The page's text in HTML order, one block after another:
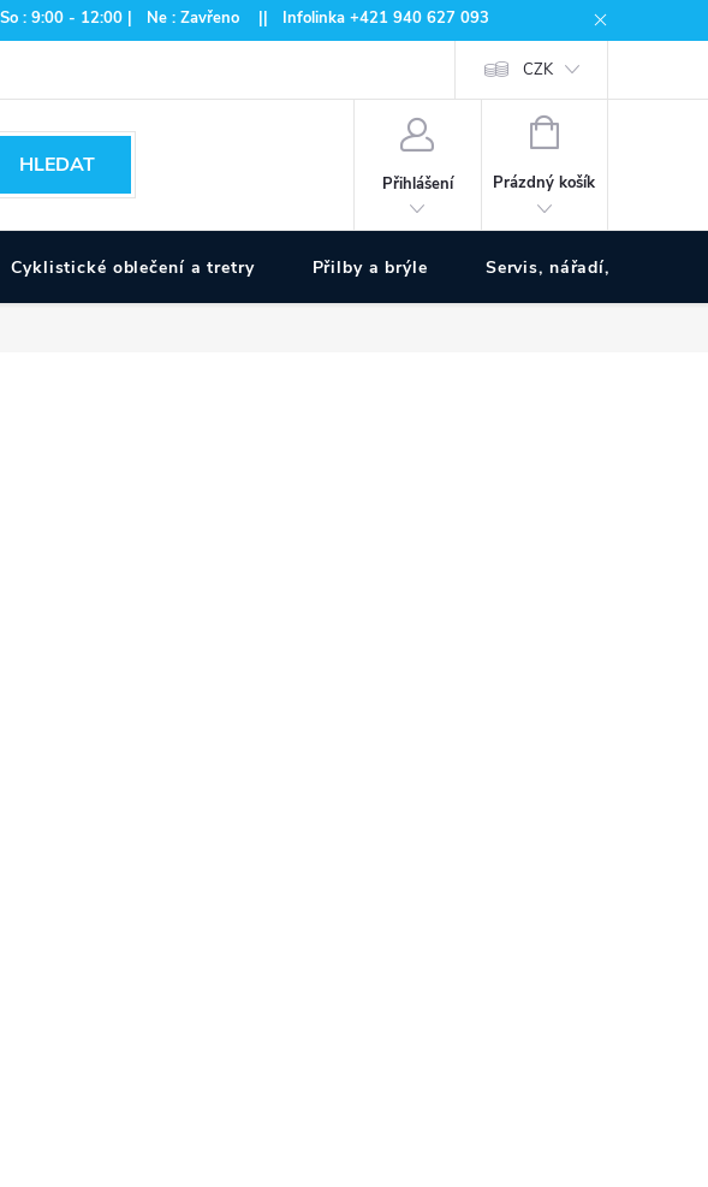
9:00 - 12:00 | Ne : Zavřeno || Infolinka +421 940 627 093
CZK
HLEDAT
Přihlášení
NÁKUPNÍ
Prázdný košík
Cyklistické oblečení a tretry Přilby a brýle Servis, nářadí, pumpy